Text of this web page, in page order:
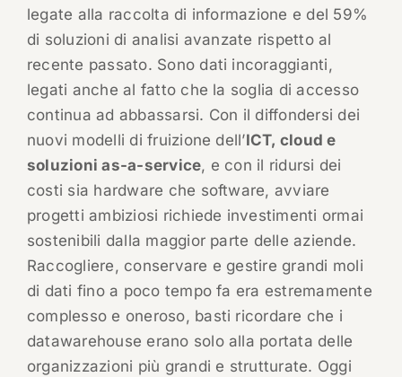
legate alla raccolta di informazione e del 59%
di soluzioni di analisi avanzate rispetto al
recente passato. Sono dati incoraggianti,
legati anche al fatto che la soglia di accesso
continua ad abbassarsi. Con il diffondersi dei
nuovi modelli di fruizione dell’ICT, cloud e
soluzioni as-a-service, e con il ridursi dei
costi sia hardware che software, avviare
progetti ambiziosi richiede investimenti ormai
sostenibili dalla maggior parte delle aziende.
Raccogliere, conservare e gestire grandi moli
di dati fino a poco tempo fa era estremamente
complesso e oneroso, basti ricordare che i
datawarehouse erano solo alla portata delle
organizzazioni più grandi e strutturate. Oggi